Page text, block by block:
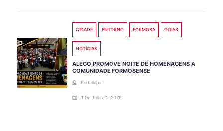
CIDADE ENTORNO FORMOSA GOIÁS
NOTÍCIAS
ALEGO PROMOVE NOITE DE HOMENAGENS A
COMUNIDADE FORMOSENSE
Portallupa
1 De Julho De 2026